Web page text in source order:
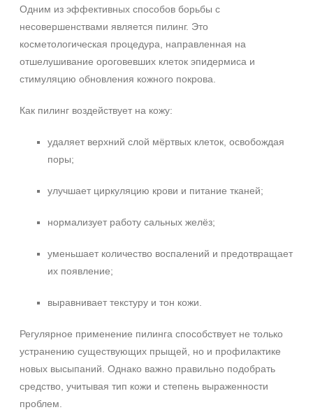
Одним из эффективных способов борьбы с
несовершенствами является пилинг. Это
косметологическая процедура, направленная на
отшелушивание ороговевших клеток эпидермиса и
стимуляцию обновления кожного покрова.
Как пилинг воздействует на кожу:
удаляет верхний слой мёртвых клеток, освобождая
поры;
улучшает циркуляцию крови и питание тканей;
нормализует работу сальных желёз;
уменьшает количество воспалений и предотвращает
их появление;
выравнивает текстуру и тон кожи.
Регулярное применение пилинга способствует не только
устранению существующих прыщей, но и профилактике
новых высыпаний. Однако важно правильно подобрать
средство, учитывая тип кожи и степень выраженности
проблем.